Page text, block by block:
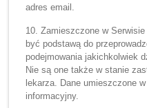
adres email.
10. Zamieszczone w
być podstawą do
podejmowania jakichkolwiek
Nie są one także w stanie
lekarza. Dane umieszczone
informacyjny.